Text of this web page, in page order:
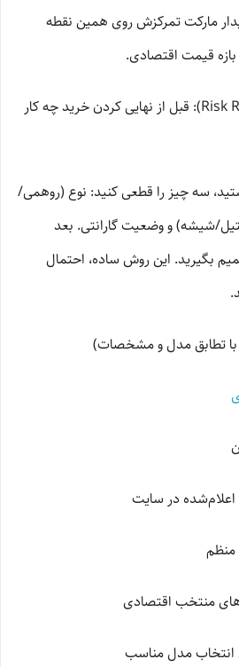
مارکت تمرکزش روی همین نقطه
قیمت اقتصادی.
کاهش ریسک (Risk Reduction): قبل از نهایی کردن خرید چه کار
سه چیز را قطعی کنید: نوع (روهمی/
شیشه) و وضعیت گارانتی. بعد
بگیرید. این روش ساده، احتمال
با تطابق مدل و مشخصات)
در سایت
منظم
منتخب اقتصادی
انتخاب مدل مناسب